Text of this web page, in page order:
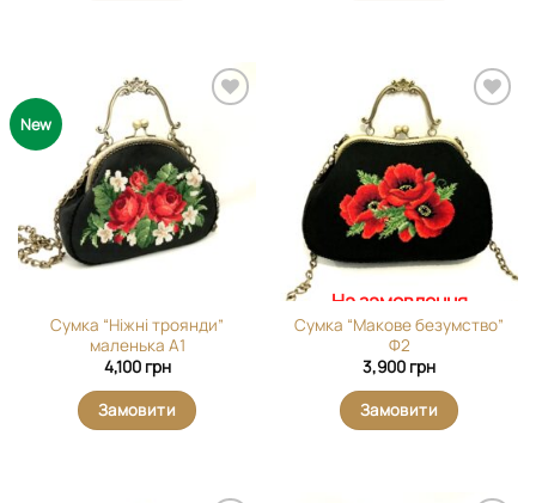
New
вибране
Cумка “Ніжні троянди”
маленька А1
4,100 грн
Замовити
виріб у
вибране
На замовлення
Сумка “Макове безумство”
Ф2
3,900 грн
Замовити